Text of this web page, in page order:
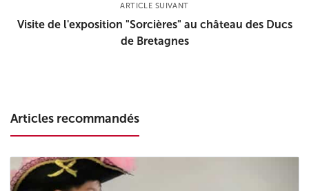
ARTICLE SUIVANT
Visite de l'exposition "Sorcières" au château des Ducs
de Bretagnes
Articles recommandés